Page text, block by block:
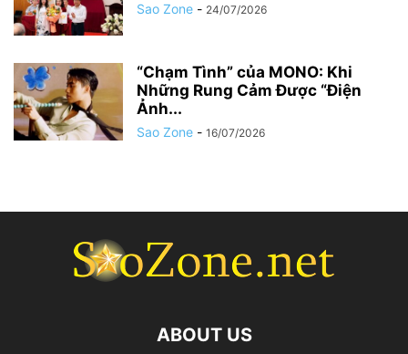
Sao Zone - 24/07/2026
“Chạm Tình” của MONO: Khi
Những Rung Cảm Được “Điện
Ảnh...
Sao Zone - 16/07/2026
ABOUT US